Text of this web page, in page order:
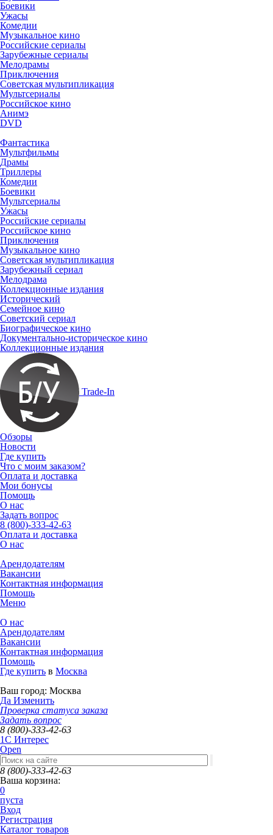
Боевики
Ужасы
Комедии
Музыкальное кино
Российские сериалы
Зарубежные сериалы
Мелодрамы
Приключения
Советская мультипликация
Мультсериалы
Российское кино
Анимэ
DVD
Фантастика
Мультфильмы
Драмы
Триллеры
Комедии
Боевики
Мультсериалы
Ужасы
Российские сериалы
Российское кино
Приключения
Музыкальное кино
Советская мультипликация
Зарубежный сериал
Мелодрама
Коллекционные издания
Исторический
Семейное кино
Советский сериал
Биографическое кино
Документально-историческое кино
Коллекционные издания
Trade-In
Обзоры
Новости
Где купить
Что с моим заказом?
Оплата и доставка
Мои бонусы
Помощь
О нас
Задать вопрос
8 (800)-333-42-63
Оплата и доставка
О нас
Арендодателям
Вакансии
Контактная информация
Помощь
Меню
О нас
Арендодателям
Вакансии
Контактная информация
Помощь
Где купить в Москва
Ваш город: Москва
Да Изменить
Проверка статуса заказа
Задать вопрос
8 (800)-333-42-63
1C Интерес
Open
8 (800)-333-42-63
Ваша корзина:
0
пуста
Вход
Регистрация
Каталог товаров